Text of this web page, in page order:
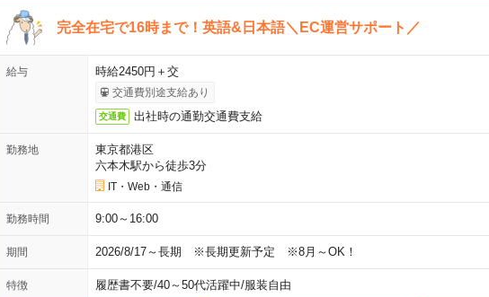
完全在宅で16時まで！英語&日本語＼EC運営サポート／
給与 時給2450円＋交
交通費別途支給あり
交通費 出社時の通勤交通費支給
勤務地
東京都港区
六本木駅から徒歩3分
IT・Web・通信
勤務時間 9:00～16:00
期間 2026/8/17～長期 ※長期更新予定 ※8月～OK！
特徴 履歴書不要/40～50代活躍中/服装自由